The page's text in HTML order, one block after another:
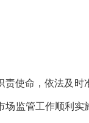
责使命，依法及时
场监管工作顺利实